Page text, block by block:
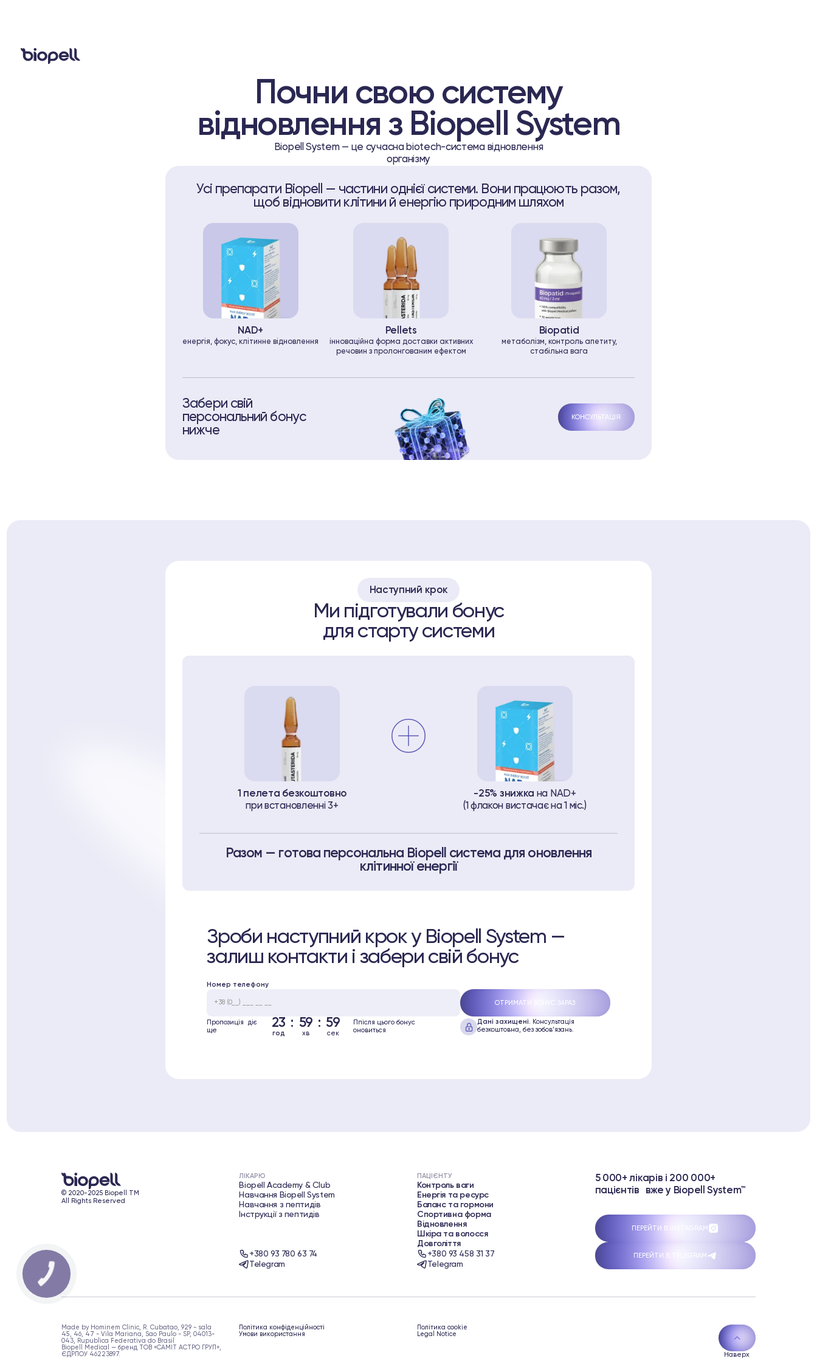
Почни свою систему
відновлення з Biopell System
Biopell System — це сучасна biotech-система відновлення
організму
Усі препарати Biopell — частини однієї системи. Вони працюють разом,
щоб відновити клітини й енергію природним шляхом
NAD+
енергія, фокус, клітинне відновлення
Pellets
інноваційна форма доставки активних
речовин з пролонгованим ефектом
Biopatid
метаболізм, контроль апетиту,
стабільна вага
Забери свій
персональний бонус
нижче
КОНСУЛЬТАЦІЯ
Наступний крок
Ми підготували бонус
для старту системи
1 пелета безкоштовно
при встановленні 3+
-25% знижка на NAD+
(1 флакон вистачає на 1 міс.)
Разом — готова персональна Biopell система для оновлення
клітинної енергії
Зроби наступний крок у Biopell System —
залиш контакти і забери свій бонус
Номер телефону
Пропозиція діє
ще
23
год
: 59
хв
: 59
сек
Ппісля цього бонус
оновиться
Дані захищені. Консультація
безкоштовна, без зобов’язань.
© 2020-2025 Biopell TM
All Rights Reserved
ЛІКАРЮ
Biopell Academy & Club
Навчання Biopell System
Навчання з пептидів
Інструкції з пептидів
+380 93 780 63 74
Telegram
ПАЦІЄНТУ
Контроль ваги
Енергія та ресурс
Баланс та гормони
Спортивна форма
Відновлення
Шкіра та волосся
Довголіття
+380 93 458 31 37
Telegram
5 000+ лікарів і 200 000+
пацієнтів вже у Biopell System™
ПЕРЕЙТИ В INSTAGRAM
ПЕРЕЙТИ В TELEGRAM
Made by Hominem Clinic, R. Cubatao, 929 - sala
45, 46, 47 - Vila Mariana, Sao Paulo - SP, 04013-
043, Rupublica Federativa do Brasil
Biopell Medical — бренд ТОВ «САМІТ АСТРО ГРУП»,
ЄДРПОУ 46223897.
Політика конфіденційності
Умови використання
Політика cookie
Legal Notice
Наверх
КНОПКА
ЗВ'ЯЗКУ